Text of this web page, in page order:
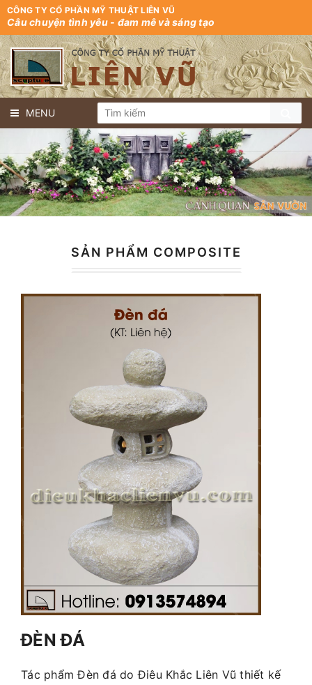
CÔNG TY CỔ PHẦN MỸ THUẬT LIÊN VŨ
Câu chuyện tình yêu - đam mê và sáng tạo
MENU
SẢN PHẨM COMPOSITE
ĐÈN ĐÁ
Tác phẩm Đèn đá do Điêu Khắc Liên Vũ thiết kế